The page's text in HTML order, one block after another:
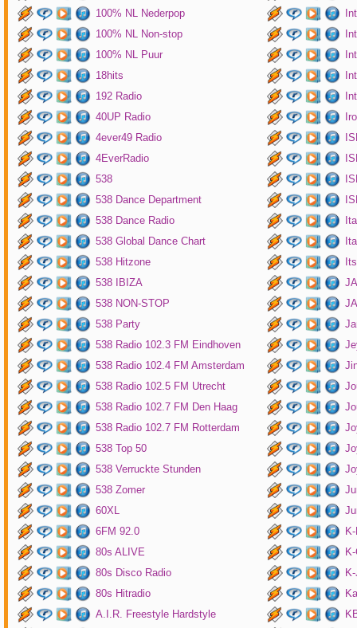
100% NL Nederpop
100% NL Non-stop
100% NL Puur
18hits
192 Radio
40UP Radio
4ever49 Radio
4EverRadio
538
538 Dance Department
538 Dance Radio
538 Global Dance Chart
538 Hitzone
538 IBIZA
538 NON-STOP
538 Party
538 Radio 102.3 FM Eindhoven
538 Radio 102.4 FM Amsterdam
538 Radio 102.5 FM Utrecht
538 Radio 102.7 FM Den Haag
538 Radio 102.7 FM Rotterdam
538 Top 50
538 Verruckte Stunden
538 Zomer
60XL
6FM 92.0
80s ALIVE
80s Disco Radio
80s Hitradio
A.I.R. Freestyle Hardstyle